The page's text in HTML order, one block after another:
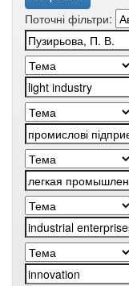
Поточні фільтри: